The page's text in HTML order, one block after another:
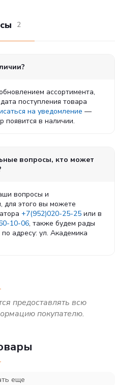
Марганец: 44 мг, Цинк:
добавки:
5 г –
вещества: 8,7 % -
экстрактивные
всегда была свежая
в граммах.
3
4
кг
5
кг
указанный на упаковке
и
2
ассортимента,
поступления товара
на уведомление —
появится в наличии.
вопросы, кто может
вопросы и
для этого вы можете
+7(952)020-25-25 или в
10-06, также будем рады
адресу: ул. Академика
предоставлять всю
покупателю.
еще